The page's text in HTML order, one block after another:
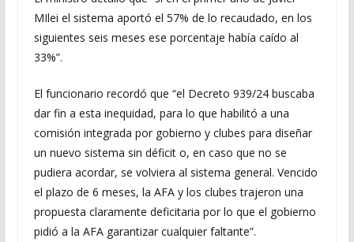
MIlei el sistema aportó el 57% de lo recaudado, en los
siguientes seis meses ese porcentaje había caído al
33%”.
El funcionario recordó que “el Decreto 939/24 buscaba
dar fin a esta inequidad, para lo que habilitó a una
comisión integrada por gobierno y clubes para diseñar
un nuevo sistema sin déficit o, en caso que no se
pudiera acordar, se volviera al sistema general. Vencido
el plazo de 6 meses, la AFA y los clubes trajeron una
propuesta claramente deficitaria por lo que el gobierno
pidió a la AFA garantizar cualquier faltante”.